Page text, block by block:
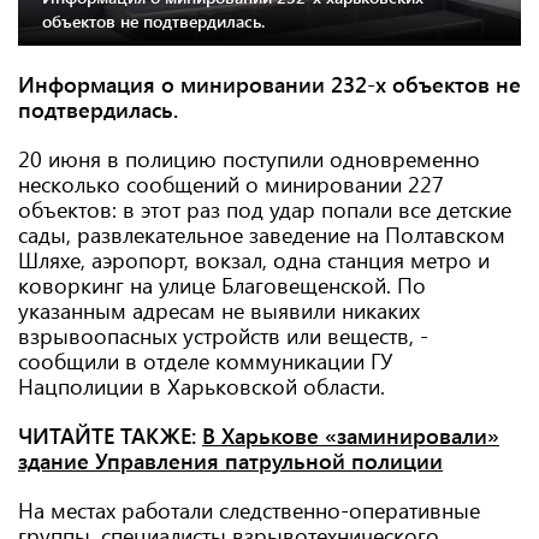
объектов не подтвердилась.
Информация о минировании 232-х объектов не
подтвердилась.
20 июня в полицию поступили одновременно
несколько сообщений о минировании 227
объектов: в этот раз под удар попали все детские
сады, развлекательное заведение на Полтавском
Шляхе, аэропорт, вокзал, одна станция метро и
коворкинг на улице Благовещенской. По
указанным адресам не выявили никаких
взрывоопасных устройств или веществ, -
сообщили в отделе коммуникации ГУ
Нацполиции в Харьковской области.
ЧИТАЙТЕ ТАКЖЕ: В Харькове «заминировали»
здание Управления патрульной полиции
На местах работали следственно-оперативные